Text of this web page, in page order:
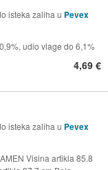
isteka zaliha u Pevex
udio vlage do 6,1%
4,69 €
isteka zaliha u Pevex
Visina artikla 85.8